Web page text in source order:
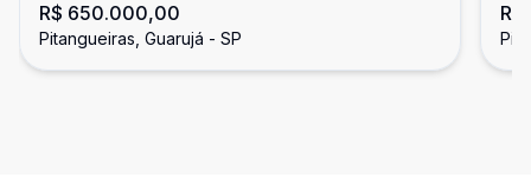
Pitangueiras, Guarujá
R$ 650.000,00
Pitangueiras, Guarujá - SP